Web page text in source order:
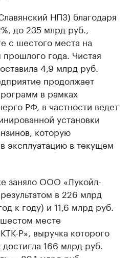
НПЗ) благодаря
до 235 млрд руб.,
с шестого места на
прошлого года. Чистая
4,9 млрд руб.
продолжает
в рамках
РФ, в частности ведет
установки
которую
эксплуатацию в текущем
заняло ООО «Лукойл-
в 226 млрд
к году) и 11,6 млрд руб.
месте
Р», выручка которого
166 млрд руб.